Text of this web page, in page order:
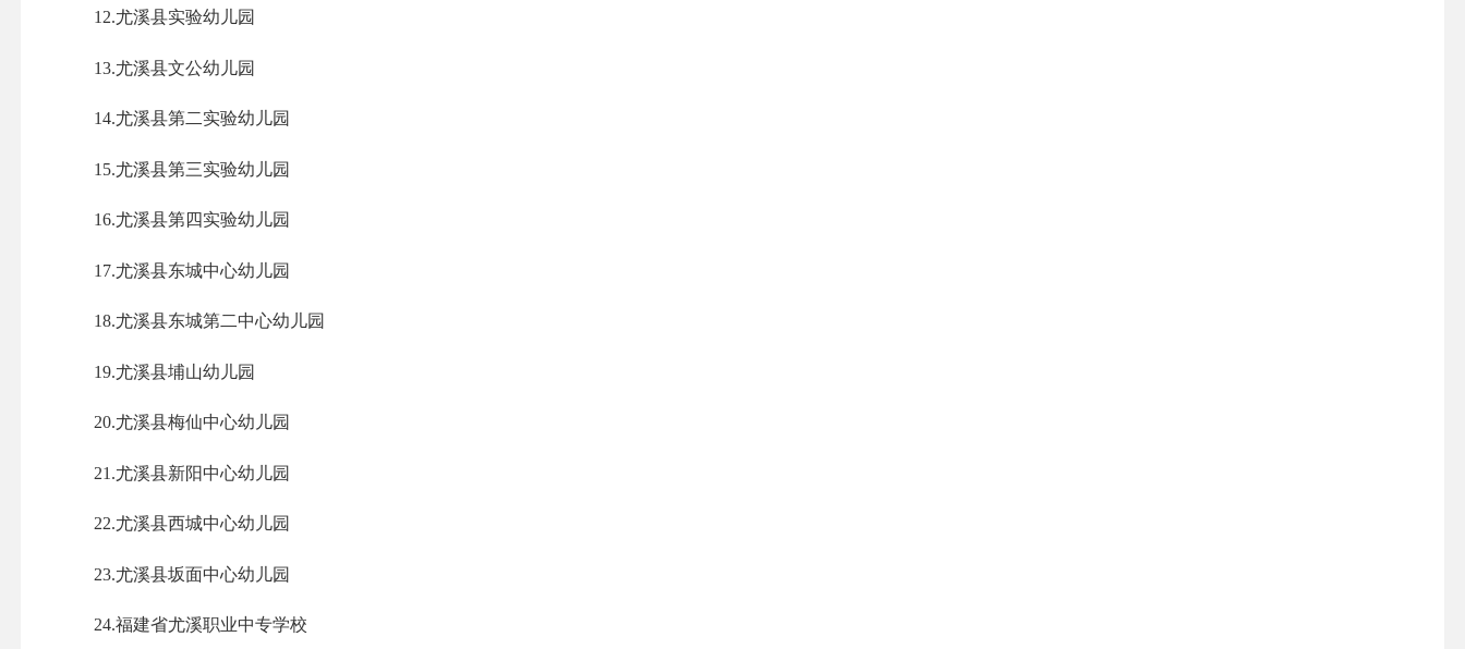
12.尤溪县实验幼儿园
13.尤溪县文公幼儿园
14.尤溪县第二实验幼儿园
15.尤溪县第三实验幼儿园
16.尤溪县第四实验幼儿园
17.尤溪县东城中心幼儿园
18.尤溪县东城第二中心幼儿园
19.尤溪县埔山幼儿园
20.尤溪县梅仙中心幼儿园
21.尤溪县新阳中心幼儿园
22.尤溪县西城中心幼儿园
23.尤溪县坂面中心幼儿园
24.福建省尤溪职业中专学校